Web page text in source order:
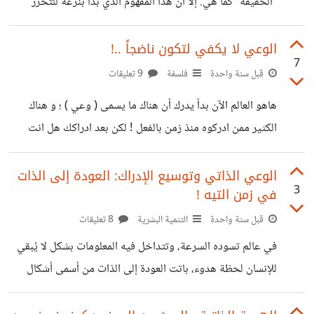
الفكري والنقد الاجتماعي، انحرف في بعض أوساطه ليصبح
مرادفًا لتشكيك مرضي، ولتبرير كراهية منظمة تحت ستار
الحسابات -غالبًا بلا أسماء أو صور حقيقية- تبني سردياتها على
أفكار هذا التيار، فتتخصص في تحليل العلاقات بطريقة تعبوية،
حيث المرأة دومًا متهمة، والنية
7
الوعي لا يكفي لتكون ناضجاً ..!
قبل سنة واحدة فلسفة
هاهو العالم الآن بدأ يدرك أن هناك ما يسمى ( وعي ) ؛ و هناك
الكثير ممن ادركوه منذ زمن بالفعل ! لكن بعد ادراكك هل انت
واعي أم ناضج ؟ و هل الوعي وحده يكفيك لتكون ناضجاً ؟ يأتي
هذا السؤال تزامناً مع زيادة الوعي لدى أفراد المجتمع و العالم
بأكمله ؛ حيث أن الجميع أصبح يعرف أن هناك وعي لكل شيء !
وعي ذاتي ، وعي اجتماعي ، و عي ثقافي و معرفي ، وعي في
العلاقات و
3
الوعي الذاتي وتوسيع الإدراك: العودة إلى الذات
في زمن التيه !
قبل سنة واحدة التنمية البشرية
في عالم تسوده السرعة، وتتداخل فيه المعلومات بشكل لا يُبقي
للإنسان لحظة هدوء، باتت العودة إلى الذات من أسمى أشكال
النجاة. نحن لا نفتقر للمعرفة، بل للوعي. ولا نعاني من الجهل، بل